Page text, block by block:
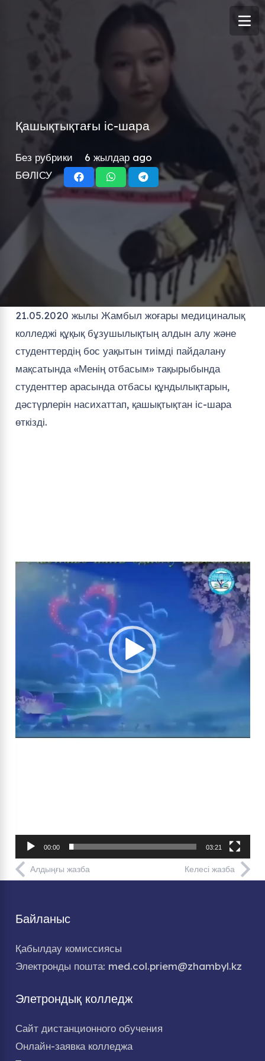
Қашықтықтағы іс-шара
Без рубрики
6 жылдар ago
БӨЛІСУ
21.05.2020 жылы Жамбыл жоғары медициналық
колледжі құқық бұзушылықтың алдын алу және
студенттердің бос уақытын тиімді пайдалану
мақсатында «Менің отбасым» тақырыбында
студенттер арасында отбасы құндылықтарын,
дәстүрлерін насихаттап, қашықтықтан іс-шара
өткізді.
00:00 03:21
Алдыңғы жазба Келесі жазба
Байланыс
Қабылдау комиссиясы
Электронды пошта: med.col.priem@zhambyl.kz
Элетрондық колледж
Сайт дистанционного обучения
Онлайн-заявка колледжа